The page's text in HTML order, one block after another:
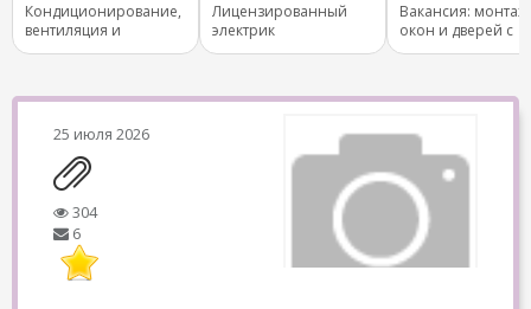
Кондиционирование,
вентиляция и
отопление.
Лицензированный
электрик
Вакансия:
окон и дверей с
правами B
25 июля 2026
304
6